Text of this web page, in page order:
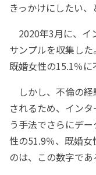
きっかけにしたい、
2020年3月に、イ
サンプルを収集した
既婚女性の15.1％に
しかし、不倫の経
されるため、イン
う手法でさらにデ
性の51.9％、既婚
のは、この数字であ